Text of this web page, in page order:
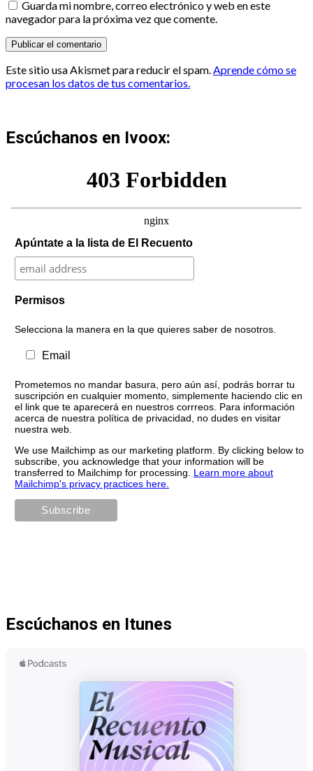
Guarda mi nombre, correo electrónico y web en este
navegador para la próxima vez que comente.
Este sitio usa Akismet para reducir el spam.Aprende cómo se
procesan los datos de tus comentarios.
Escúchanos en Ivoox:
Apúntate a la lista de El Recuento
Permisos
Selecciona la manera en la que quieres saber de nosotros.
Email
Prometemos no mandar basura, pero aún así, podrás borrar tu
suscripción en cualquier momento, simplemente haciendo clic en
el link que te aparecerá en nuestros corrreos. Para información
acerca de nuestra política de privacidad, no dudes en visitar
nuestra web.
We use Mailchimp as our marketing platform. By clicking below to
subscribe, you acknowledge that your information will be
transferred to Mailchimp for processing. Learn more about
Mailchimp's privacy practices here.
Escúchanos en Itunes